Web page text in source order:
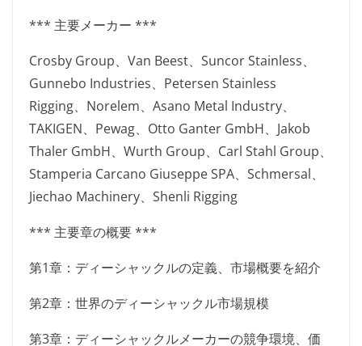
*** 主要メーカー ***
Crosby Group、Van Beest、Suncor Stainless、
Gunnebo Industries、Petersen Stainless
Rigging、Norelem、Asano Metal Industry、
TAKIGEN、Pewag、Otto Ganter GmbH、Jakob
Thaler GmbH、Wurth Group、Carl Stahl Group、
Stamperia Carcano Giuseppe SPA、Schmersal、
Jiechao Machinery、Shenli Rigging
*** 主要章の概要 ***
第1章：ディーシャックルの定義、市場概要を紹介
第2章：世界のディーシャックル市場規模
第3章：ディーシャックルメーカーの競争環境、価